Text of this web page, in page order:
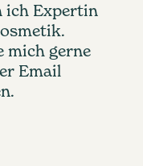
ich Expertin
mich gerne
Email